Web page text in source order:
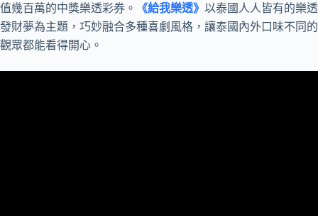
值幾百萬的中獎樂透彩券。
《給我樂透》 以泰國人人皆有的樂透
發財夢為主題，巧妙融合多種喜劇風格，讓泰國內外口味不同的
觀眾都能看得開心。